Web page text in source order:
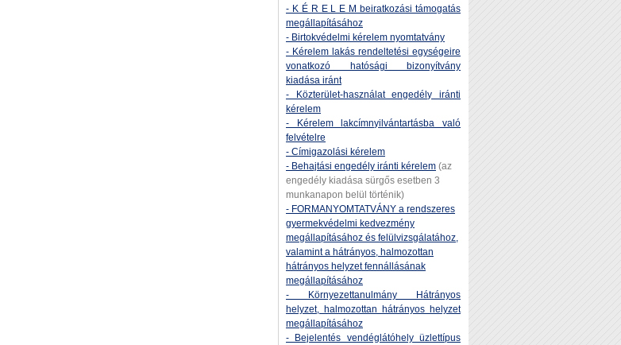
- K É R E L E M beiratkozási támogatás
megállapításához
- Birtokvédelmi kérelem nyomtatvány
- Kérelem lakás rendeltetési egységeire
vonatkozó hatósági bizonyítvány
kiadása iránt
- Közterület-használat engedély iránti
kérelem
- Kérelem lakcímnyilvántartásba való
felvételre
- Címigazolási kérelem
- Behajtási engedély iránti kérelem (az
engedély kiadása sürgős esetben 3
munkanapon belül történik)
- FORMANYOMTATVÁNY a rendszeres
gyermekvédelmi kedvezmény
megállapításához és felülvizsgálatához,
valamint a hátrányos, halmozottan
hátrányos helyzet fennállásának
megállapításához
- Környezettanulmány Hátrányos
helyzet, halmozottan hátrányos helyzet
megállapításához
- Bejelentés vendéglátóhely üzlettípus